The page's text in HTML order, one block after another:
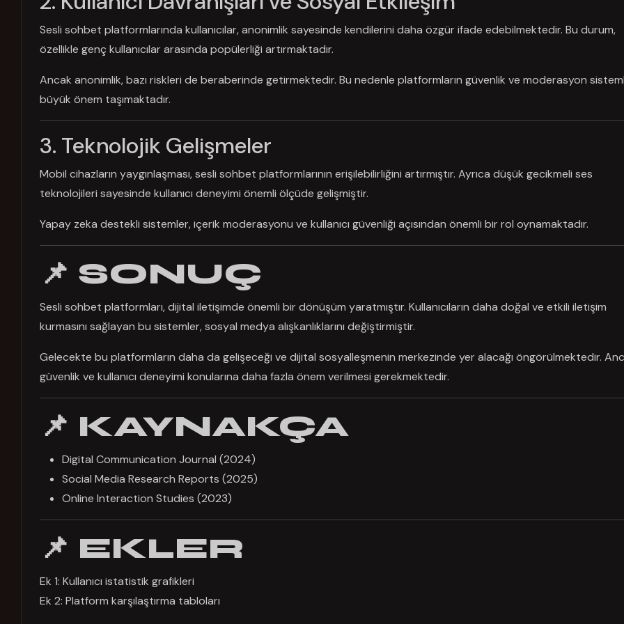
Sesli sohbet platformlarında kullanıcılar, anonimlik sayesinde kendilerini daha özgür ifade edebilmektedir. Bu durum,
özellikle genç kullanıcılar arasında popülerliği artırmaktadır.
Ancak anonimlik, bazı riskleri de beraberinde getirmektedir. Bu nedenle platformların güvenlik ve moderasyon
büyük önem taşımaktadır.
3. Teknolojik Gelişmeler
Mobil cihazların yaygınlaşması, sesli sohbet platformlarının erişilebilirliğini artırmıştır. Ayrıca düşük gecikmeli ses
teknolojileri sayesinde kullanıcı deneyimi önemli ölçüde gelişmiştir.
Yapay zeka destekli sistemler, içerik moderasyonu ve kullanıcı güvenliği açısından önemli bir rol oynamaktadır.
📌 SONUÇ
Sesli sohbet platformları, dijital iletişimde önemli bir dönüşüm yaratmıştır. Kullanıcıların daha doğal ve etkili iletişim
kurmasını sağlayan bu sistemler, sosyal medya alışkanlıklarını değiştirmiştir.
Gelecekte bu platformların daha da gelişeceği ve dijital sosyalleşmenin merkezinde yer alacağı öngörülmektedir.
güvenlik ve kullanıcı deneyimi konularına daha fazla önem verilmesi gerekmektedir.
📌 KAYNAKÇA
Digital Communication Journal (2024)
Social Media Research Reports (2025)
Online Interaction Studies (2023)
📌 EKLER
Ek 1: Kullanıcı istatistik grafikleri
Ek 2: Platform karşılaştırma tabloları